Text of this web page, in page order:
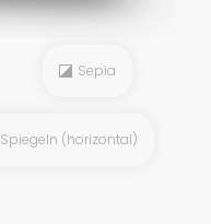
Sepia
Spiegeln (horizontal)